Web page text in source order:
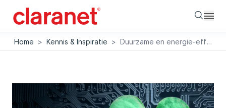
Home > Kennis & Inspiratie > Duurzame en energie-efficiënte IT-oplossingen in de digitale werkplek